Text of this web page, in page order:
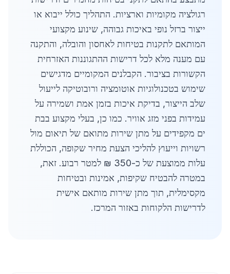
רגולציה מקומיות וארציות. התהליך כולל ייבוא או
ייצור ברזל נופי באיכות גבוהה, שינוע מקצועי
המותאם לתקנות בטיחות לאחסון והובלה, והתקנה
עם מענה מלא לכל דרישות ההתגוננות האזרחית
הקשורות בציבור. הקבלנים המקומיים מדגישים
שימוש בטכנולוגיות אוטומציה ורובוטיקה לייעול
שלב הייצור, בדיקת איכות בזמן אמת ושמירה על
עמידות בפני מזג אוויר. כמו כן, בעלי מקצוע בבת
ים מקפידים על מתן שירות מתואם של תיאום מול
רשויות וייעוץ להליכי הצעת מחיר שקופה, הכוללת
עלות ממוצעת של כ-350 ₪ למטר רבוע. זאת,
במטרה להבטיח שקיפות, אמינות ובטיחות
מקסימלית, תוך מתן שירות מותאם אישית
לדרישות הלקוחות באזור המרכז.